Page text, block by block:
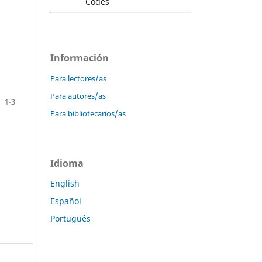
1-3
Información
Para lectores/as
Para autores/as
Para bibliotecarios/as
Idioma
English
Español
Português